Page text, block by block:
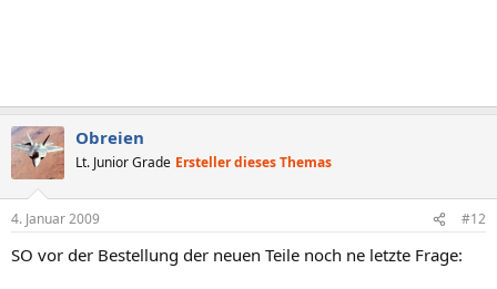
Obreien
Lt. Junior Grade Ersteller dieses Themas
4. Januar 2009 #12
SO vor der Bestellung der neuen Teile noch ne letzte Frage: